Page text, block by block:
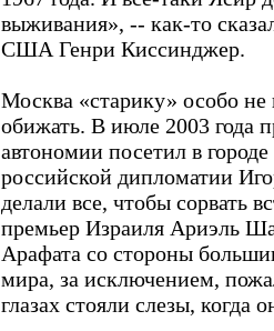
выживания», -- как-то
США Генри Киссинджер.
Москва «старику» особо не
обижать. В июле 2003 года
автономии посетил в
российской дипломатии
делали все, чтобы сорвать
премьер Израиля Ариэль
Арафата со стороны
мира, за исключением,
глазах стояли слезы,